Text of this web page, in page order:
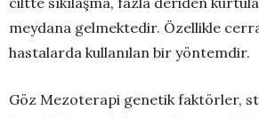
meydana gelmektedir. Özellikle
hastalarda kullanılan bir yöntemdir.
Göz Mezoterapi genetik faktörler,